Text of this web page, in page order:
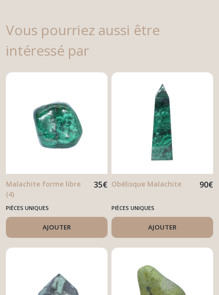
Vous pourriez aussi être
intéressé par
Malachite forme libre
(4)
35€
PIÈCES UNIQUES
AJOUTER
Obélisque Malachite 90€
PIÈCES UNIQUES
AJOUTER